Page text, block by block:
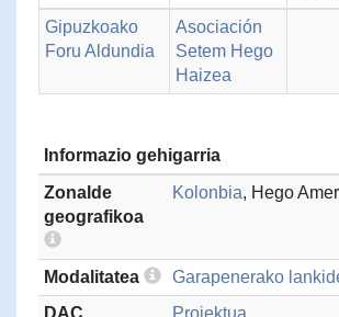
Gipuzkoako
Foru Aldundia
Asociación
Setem Hego
Haizea
Informazio gehigarria
Zonalde
geografikoa
Kolonbia, Hego
Modalitatea
Garapenerako
DAC
Proiektua